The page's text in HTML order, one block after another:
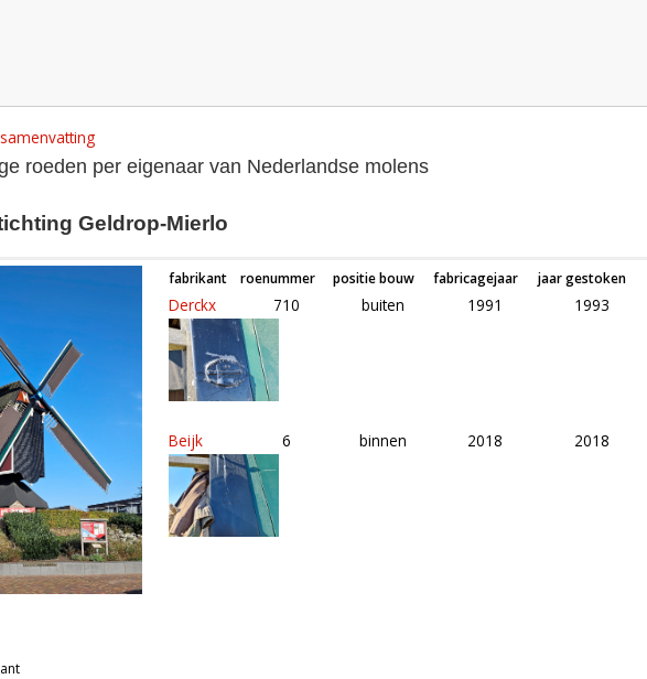
roeden per eigenaar van Nederlandse molens
Geldrop-Mierlo
fabrikant roenummer positie bouw fabricagejaar jaar gestoken
Derckx 710 buiten 1991 1993
Beijk 6 binnen 2018 2018